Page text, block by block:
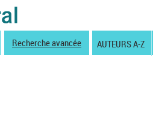
Recherche avancée AUTEURS A-Z